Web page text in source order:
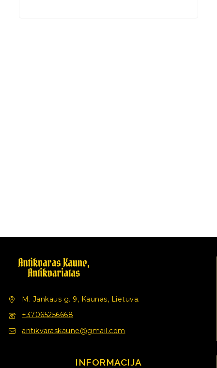
M. Jankaus g. 9, Kaunas, Lietuva.
+37065256668
antikvaraskaune@gmail.com
INFORMACIJA